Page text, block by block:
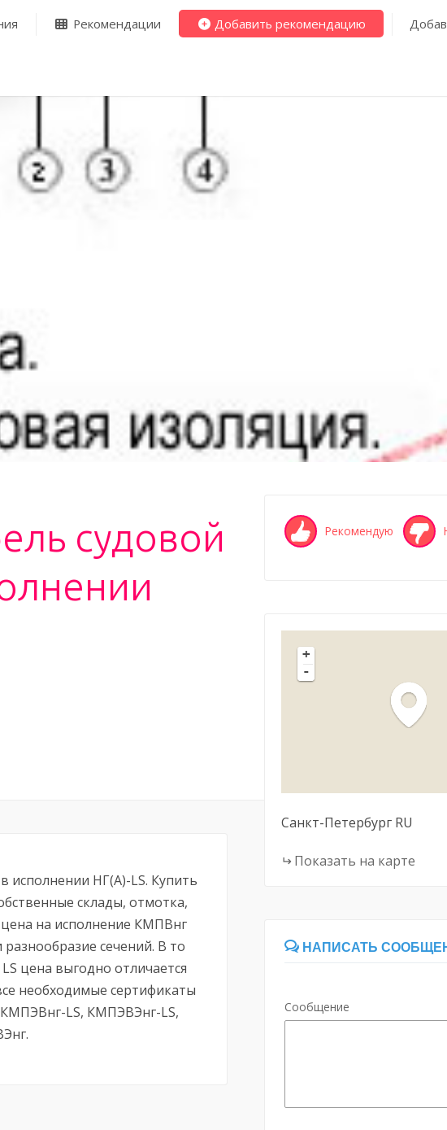
Рекомендации Добавить рекомендацию
судовой
исполнении НГ(А)-LS. Купить
склады, отмотка,
цена на исполнение КМПВнг
сечений. В то
цена выгодно отличается
необходимые сертификаты
LS, КМПЭВЭнг-LS,
Рекомендую
+
-
Санкт-Петербург RU
Показать на карте
НАПИСАТЬ
Сообщение